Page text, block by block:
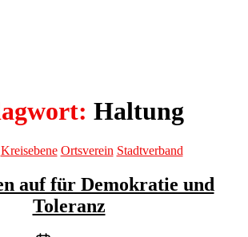
Haltung
Kategorien
Kreisebene Ortsverein Stadtverband
auf für Demokratie und
Toleranz